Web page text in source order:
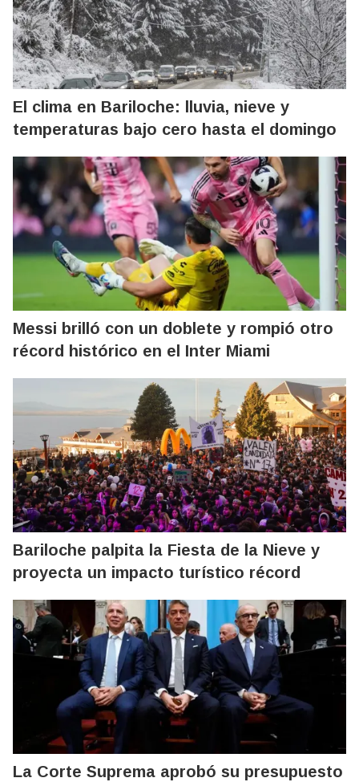
El clima en Bariloche: lluvia, nieve y
temperaturas bajo cero hasta el domingo
Messi brilló con un doblete y rompió otro
récord histórico en el Inter Miami
Bariloche palpita la Fiesta de la Nieve y
proyecta un impacto turístico récord
La Corte Suprema aprobó su presupuesto